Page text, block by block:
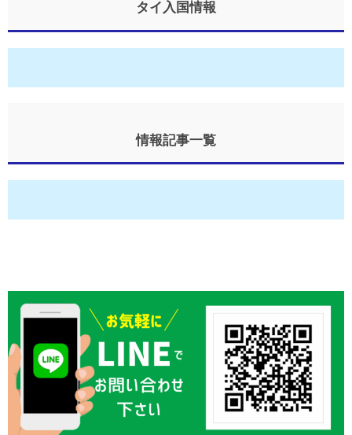
タイ入国情報
情報記事一覧